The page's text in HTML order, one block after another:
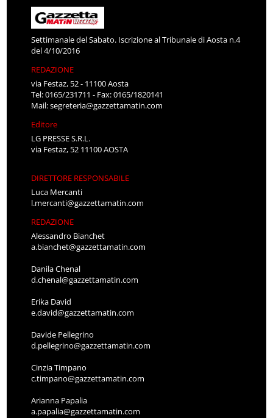
Settimanale del Sabato. Iscrizione al Tribunale di Aosta n.4
del 4/10/2016
REDAZIONE
via Festaz, 52 - 11100 Aosta
Tel: 0165/231711 - Fax: 0165/1820141
Mail:segreteria@gazzettamatin.com
Editore
LG PRESSE S.R.L.
via Festaz, 52 11100 AOSTA
DIRETTORE RESPONSABILE
Luca Mercanti
l.mercanti@gazzettamatin.com
REDAZIONE
Alessandro Bianchet
a.bianchet@gazzettamatin.com
Danila Chenal
d.chenal@gazzettamatin.com
Erika David
e.david@gazzettamatin.com
Davide Pellegrino
d.pellegrino@gazzettamatin.com
Cinzia Timpano
c.timpano@gazzettamatin.com
Arianna Papalia
a.papalia@gazzettamatin.com